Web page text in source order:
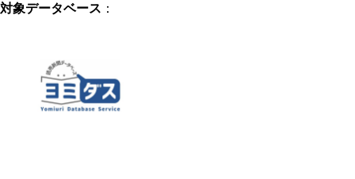
対象データベース ：